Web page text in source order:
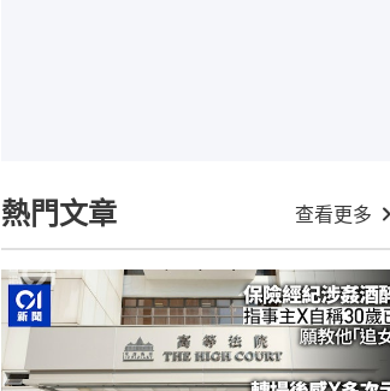
熱門文章 查看更多